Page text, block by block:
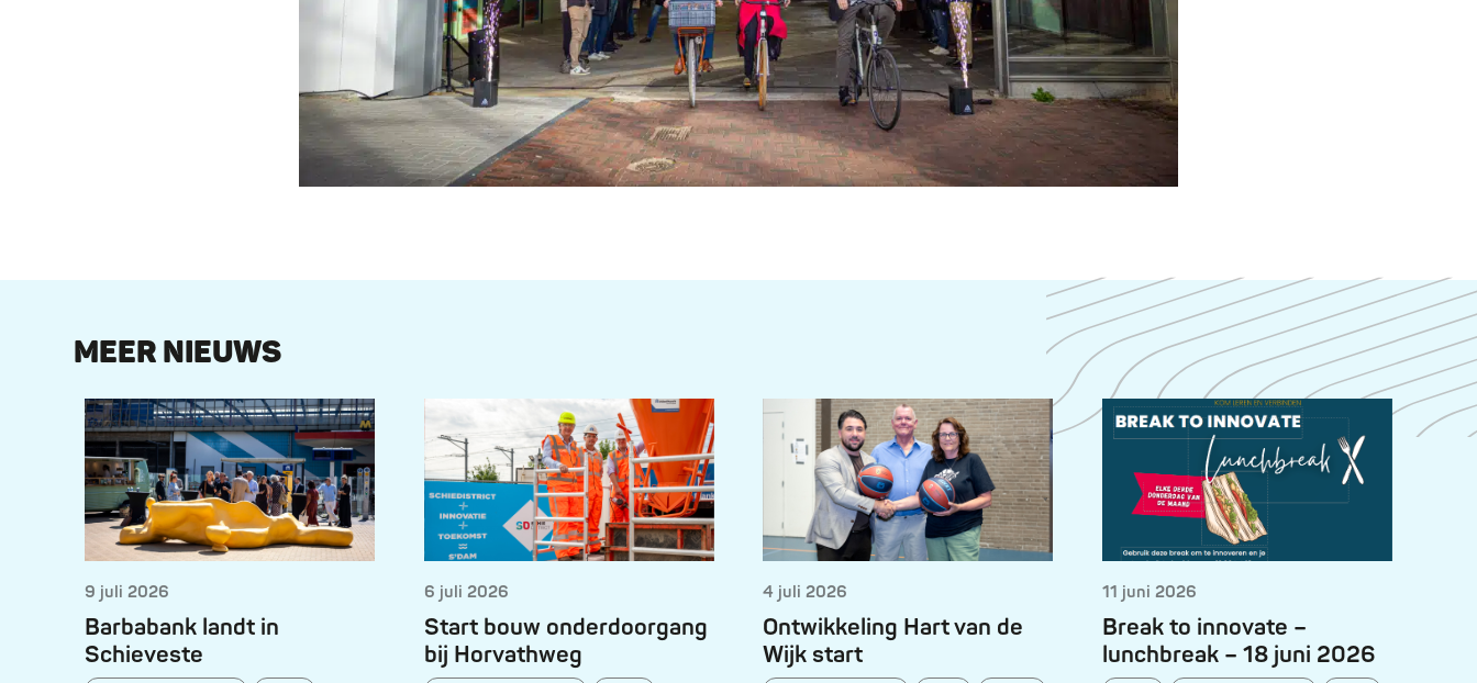
MEER NIEUWS
9 juli 2026
Barbabank landt in
Schieveste
6 juli 2026
Start bouw onderdoorgang
bij Horvathweg
4 juli 2026
Ontwikkeling Hart van de
Wijk start
11 juni 2026
Break to innovate –
lunchbreak – 18 juni 2026